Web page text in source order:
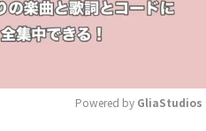
Powered by GliaStudios